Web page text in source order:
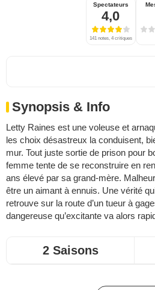
Spectateurs
4,0
141 notes, 4 critiques
Synopsis & Info
Letty Raines est une voleuse et
les choix désastreux la conduisent,
mur. Tout juste sortie de prison pour
femme tente de se reconstruire en
ans élevé par sa grand-mère.
être un aimant à ennuis. Une vérité
retrouve sur la route d’un tueur à
dangereuse qu’excitante va alors
2 Saisons